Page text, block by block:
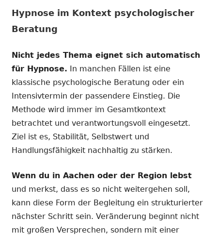
Hypnose im Kontext psychologischer
Beratung
Nicht jedes Thema eignet sich automatisch
für Hypnose. In manchen Fällen ist eine
klassische psychologische Beratung oder ein
Intensivtermin der passendere Einstieg. Die
Methode wird immer im Gesamtkontext
betrachtet und verantwortungsvoll eingesetzt.
Ziel ist es, Stabilität, Selbstwert und
Handlungsfähigkeit nachhaltig zu stärken.
Wenn du in Aachen oder der Region lebst
und merkst, dass es so nicht weitergehen soll,
kann diese Form der Begleitung ein strukturierter
nächster Schritt sein. Veränderung beginnt nicht
mit großen Versprechen, sondern mit einer